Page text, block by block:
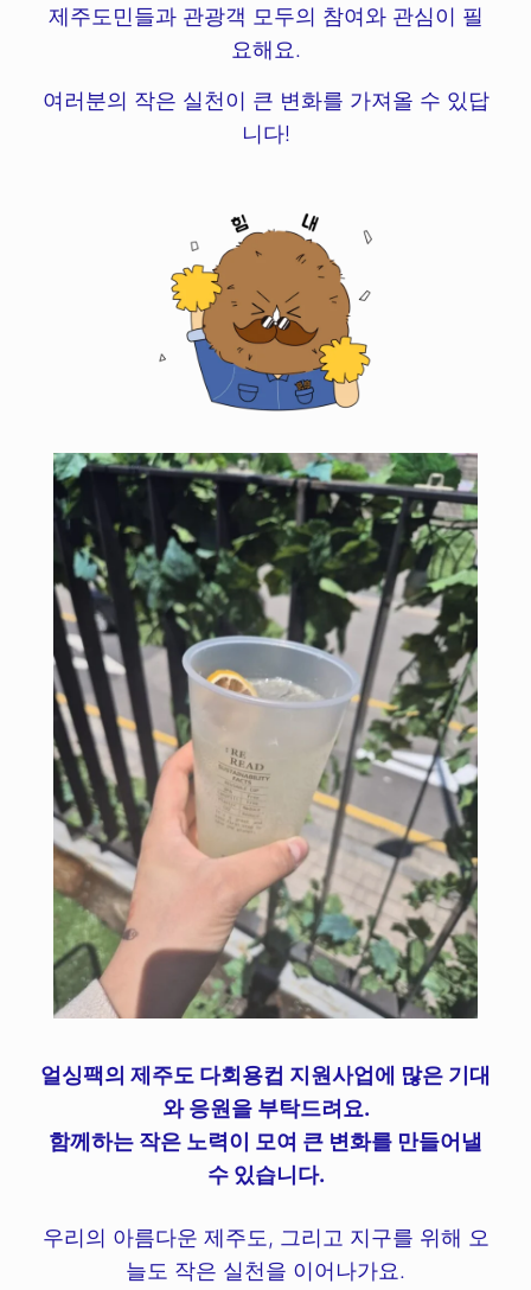
제주도민들과 관광객 모두의 참여와 관심이 필
요해요.
여러분의 작은 실천이 큰 변화를 가져올 수 있답
니다!
얼싱팩의 제주도 다회용컵 지원사업에 많은 기대
와 응원을 부탁드려요.
함께하는 작은 노력이 모여 큰 변화를 만들어낼
수 있습니다.
우리의 아름다운 제주도, 그리고 지구를 위해 오
늘도 작은 실천을 이어나가요.